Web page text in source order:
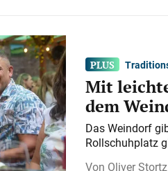
Mit
dem
Das Weindorf
Rollschuhplatz
Oliver Stortz